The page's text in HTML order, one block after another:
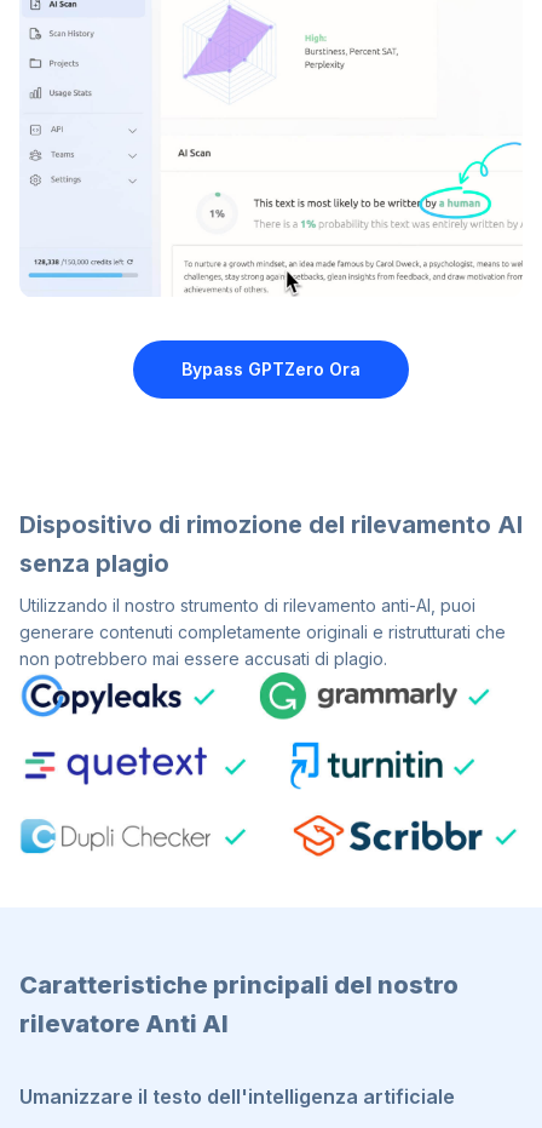
Bypass GPTZero Ora
Dispositivo di rimozione del rilevamento AI
senza plagio
Utilizzando il nostro strumento di rilevamento anti-AI, puoi
generare contenuti completamente originali e ristrutturati che
non potrebbero mai essere accusati di plagio.
Caratteristiche principali del nostro
rilevatore Anti AI
Umanizzare il testo dell'intelligenza artificiale